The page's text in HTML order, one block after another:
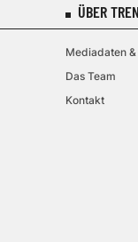
ÜBER
Mediadaten
Das Team
Kontakt